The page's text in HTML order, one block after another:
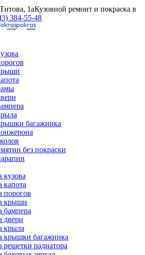
1аКузовной ремонт и покраска в
384-55-48
багажника
без покраски
кузова
капота
порогов
крыши
бампера
двери
крыла
крышки багажника
решетки радиатора